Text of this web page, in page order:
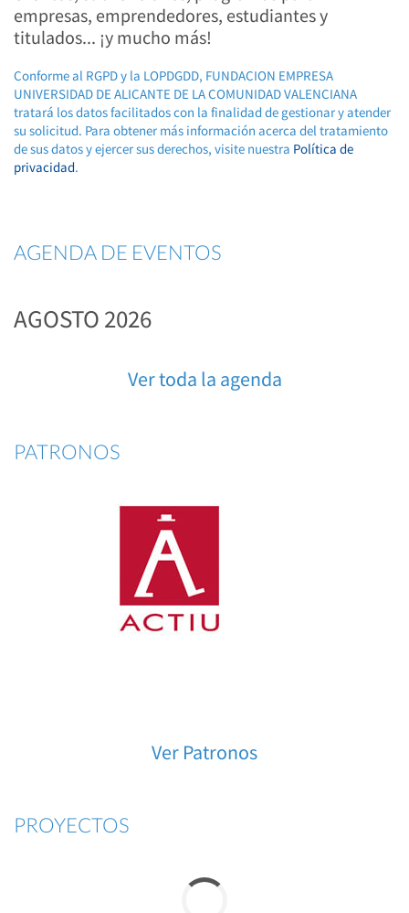
empresas, emprendedores, estudiantes y
titulados... ¡y mucho más!
Conforme al RGPD y la LOPDGDD, FUNDACION EMPRESA
UNIVERSIDAD DE ALICANTE DE LA COMUNIDAD VALENCIANA
tratará los datos facilitados con la finalidad de gestionar y atender
su solicitud. Para obtener más información acerca del tratamiento
de sus datos y ejercer sus derechos, visite nuestra Política de
privacidad.
AGENDA DE EVENTOS
AGOSTO 2026
Ver toda la agenda
PATRONOS
Ver Patronos
PROYECTOS